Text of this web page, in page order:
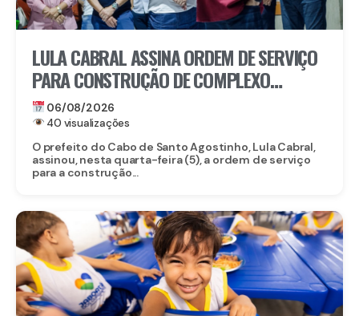
LULA CABRAL ASSINA ORDEM DE SERVIÇO
PARA CONSTRUÇÃO DE COMPLEXO
EDUCACIONAL EM SERRARIA
06/08/2026
40 visualizações
O prefeito do Cabo de Santo Agostinho, Lula Cabral,
assinou, nesta quarta-feira (5), a ordem de serviço
para a construção...